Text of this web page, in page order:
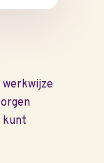
kunt